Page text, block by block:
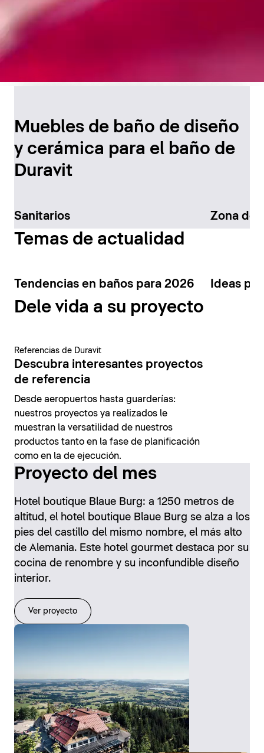
el baño
Descúbralo ahora
Muebles de baño de diseño
y cerámica para el baño de
Duravit
Sanitarios Zona de
Temas de actualidad
Tendencias en baños para 2026 Ideas
Dele vida a su proyecto
Referencias de Duravit
Descubra interesantes proyectos
de referencia
Desde aeropuertos hasta guarderías:
nuestros proyectos ya realizados le
muestran la versatilidad de nuestros
productos tanto en la fase de planificación
como en la de ejecución.
Proyecto del mes
Hotel boutique Blaue Burg: a 1250 metros de
altitud, el hotel boutique Blaue Burg se alza a los
pies del castillo del mismo nombre, el más alto
de Alemania. Este hotel gourmet destaca por su
cocina de renombre y su inconfundible diseño
interior.
Ver proyecto